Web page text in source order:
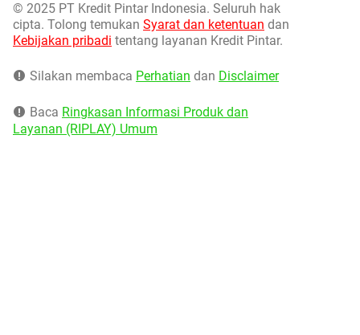
© 2025 PT Kredit Pintar Indonesia. Seluruh hak
cipta. Tolong temukan Syarat dan ketentuan dan
Kebijakan pribadi tentang layanan Kredit Pintar.
Silakan membaca Perhatian dan Disclaimer
Baca Ringkasan Informasi Produk dan
Layanan (RIPLAY) Umum